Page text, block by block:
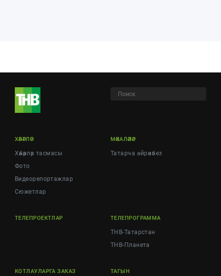
ХӘБӘРЛӘР
Хәбәрләр тасмасы
Фото
Видеорепортажлар
Cюжетлар
МӘКАЛӘЛӘР
Татарча өйрәнәбез
ТЕЛЕПРОЕКТЛАР ТЕЛЕПРОГРАММА
ТНВ-Татарстан
ТНВ-Планета
КОТЛАУЛАРГА ЗАКАЗ ТАГЫН